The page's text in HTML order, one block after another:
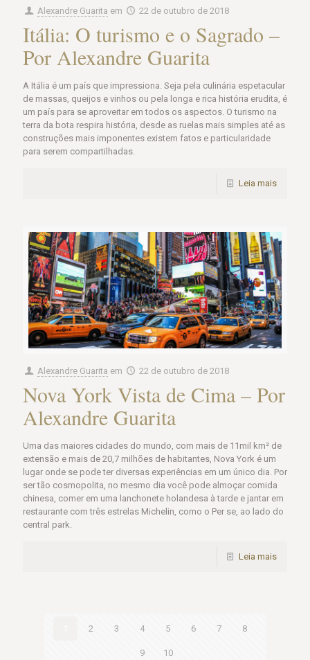
Alexandre Guarita em 22 de outubro de 2018
Itália: O turismo e o Sagrado –
Por Alexandre Guarita
A Itália é um país que impressiona. Seja pela culinária espetacular
de massas, queijos e vinhos ou pela longa e rica história erudita, é
um país para se aproveitar em todos os aspectos. O turismo na
terra da bota respira história, desde as ruelas mais simples até as
construções mais imponentes existem fatos e particularidade
para serem compartilhadas.
Leia mais
Alexandre Guarita em 22 de outubro de 2018
Nova York Vista de Cima – Por
Alexandre Guarita
Uma das maiores cidades do mundo, com mais de 11mil km² de
extensão e mais de 20,7 milhões de habitantes, Nova York é um
lugar onde se pode ter diversas experiências em um único dia. Por
ser tão cosmopolita, no mesmo dia você pode almoçar comida
chinesa, comer em uma lanchonete holandesa à tarde e jantar em
restaurante com três estrelas Michelin, como o Per se, ao lado do
central park.
Leia mais
2 3 4 5 6 7 8
9 10